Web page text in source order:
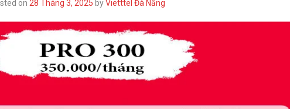
on 28 Tháng 3, 2025 byVietttel Đà Nẵng